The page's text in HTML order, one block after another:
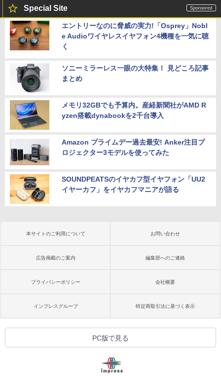
Special Site
エントリーなのに脅威の実力!「Osprey」Nobl
e Audioワイヤレスイヤフォン4機種を一気に聴
く
ソニーミラーレス一眼の大特集！ 見どころ記事
まとめ
メモリ32GBでも予算内。産経新聞社がAMD R
yzen搭載dynabookを2千台導入
Amazon プライムデー過去最安! Anker注目プ
ロジェクター3モデルを使ってみた
SOUNDPEATSのイヤカフ型イヤフォン「UU2
イヤーカフ」をイヤカフマニアが語る
本サイトのご利用について お問い合わせ
広告掲載のご案内 編集部へのご連絡
プライバシーポリシー 会社概要
インプレスグループ 特定商取引法に基づく表示
PC版で見る